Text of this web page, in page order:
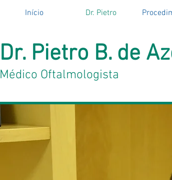
Dr. Pietro B. de
Médico Oftalmologista
Início Dr. Pietro